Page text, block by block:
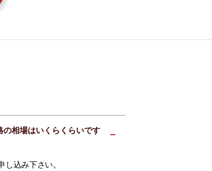
の相場はいくらくらいです
込み下さい。